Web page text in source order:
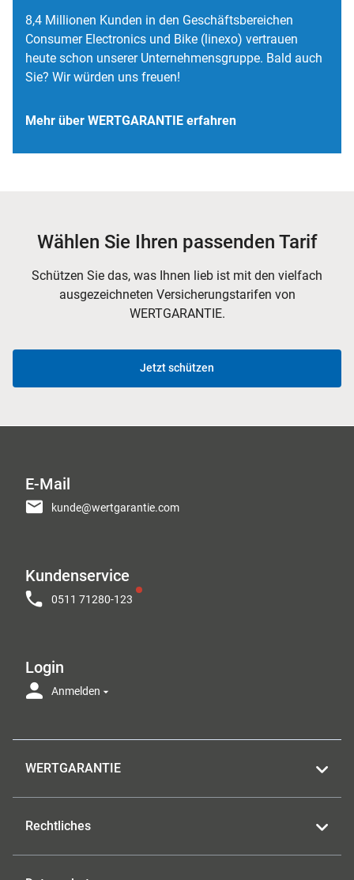
8,4 Millionen Kunden in den Geschäftsbereichen
Consumer Electronics und Bike (linexo) vertrauen
heute schon unserer Unternehmensgruppe. Bald auch
Sie? Wir würden uns freuen!
Mehr über WERTGARANTIE erfahren
Wählen Sie Ihren passenden Tarif
Schützen Sie das, was Ihnen lieb ist mit den vielfach
ausgezeichneten Versicherungstarifen von
WERTGARANTIE.
Jetzt schützen
E-Mail
kunde@wertgarantie.com
Kundenservice
0511 71280-123
Login
Anmelden
WERTGARANTIE
Rechtliches